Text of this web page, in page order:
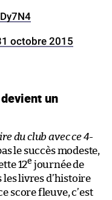
octobre 2015
un
du club avec ce 4-
le succès modeste,
12e journée de
les livres d’histoire
score fleuve, c’est